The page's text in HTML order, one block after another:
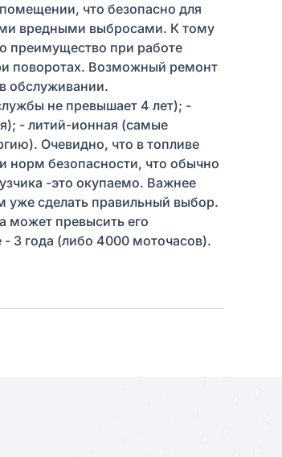
что безопасно для
вредными выбросами. К тому
преимущество при работе
поворотах. Возможный ремонт
обслуживании.
не превышает 4 лет); -
- литий-ионная (самые
Очевидно, что в топливе
норм безопасности, что обычно
-это окупаемо. Важнее
уже сделать правильный выбор.
может превысить его
3 года (либо 4000 моточасов).